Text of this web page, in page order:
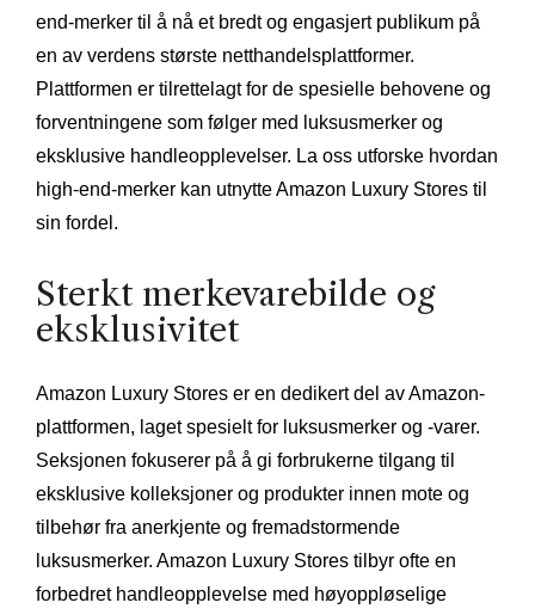
end-merker til å nå et bredt og engasjert publikum på
en av verdens største netthandelsplattformer.
Plattformen er tilrettelagt for de spesielle behovene og
forventningene som følger med luksusmerker og
eksklusive handleopplevelser. La oss utforske hvordan
high-end-merker kan utnytte Amazon Luxury Stores til
sin fordel.
Sterkt merkevarebilde og
eksklusivitet
Amazon Luxury Stores er en dedikert del av Amazon-
plattformen, laget spesielt for luksusmerker og -varer.
Seksjonen fokuserer på å gi forbrukerne tilgang til
eksklusive kolleksjoner og produkter innen mote og
tilbehør fra anerkjente og fremadstormende
luksusmerker. Amazon Luxury Stores tilbyr ofte en
forbedret handleopplevelse med høyoppløselige